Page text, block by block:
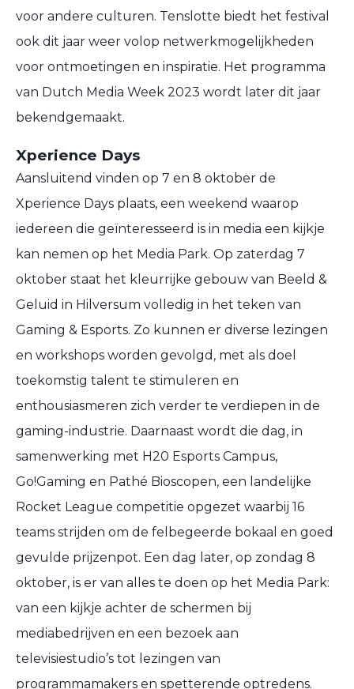
voor andere culturen. Tenslotte biedt het festival
ook dit jaar weer volop netwerkmogelijkheden
voor ontmoetingen en inspiratie. Het programma
van Dutch Media Week 2023 wordt later dit jaar
bekendgemaakt.
Xperience Days
Aansluitend vinden op 7 en 8 oktober de
Xperience Days plaats, een weekend waarop
iedereen die geïnteresseerd is in media een kijkje
kan nemen op het Media Park. Op zaterdag 7
oktober staat het kleurrijke gebouw van Beeld &
Geluid in Hilversum volledig in het teken van
Gaming & Esports. Zo kunnen er diverse lezingen
en workshops worden gevolgd, met als doel
toekomstig talent te stimuleren en
enthousiasmeren zich verder te verdiepen in de
gaming-industrie. Daarnaast wordt die dag, in
samenwerking met H20 Esports Campus,
Go!Gaming en Pathé Bioscopen, een landelijke
Rocket League competitie opgezet waarbij 16
teams strijden om de felbegeerde bokaal en goed
gevulde prijzenpot. Een dag later, op zondag 8
oktober, is er van alles te doen op het Media Park:
van een kijkje achter de schermen bij
mediabedrijven en een bezoek aan
televisiestudio’s tot lezingen van
programmamakers en spetterende optredens.